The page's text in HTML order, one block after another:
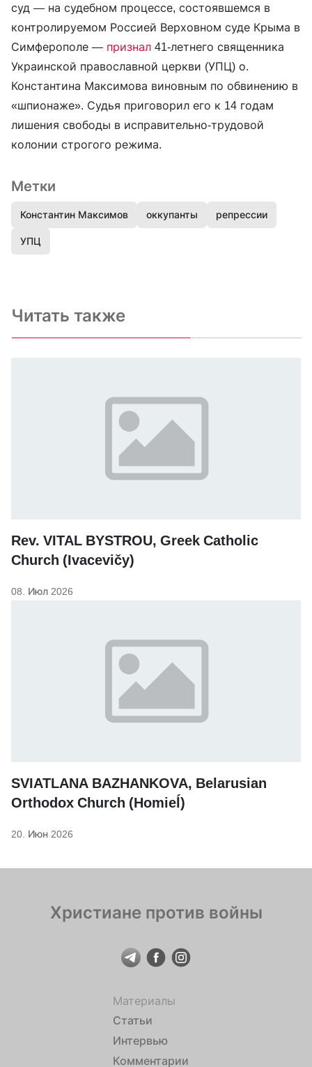
суд — на судебном процессе, состоявшемся в
контролируемом Россией Верховном суде Крыма в
Симферополе — признал 41-летнего священника
Украинской православной церкви (УПЦ) о.
Константина Максимова виновным по обвинению в
«шпионаже». Судья приговорил его к 14 годам
лишения свободы в исправительно-трудовой
колонии строгого режима.
Метки
Константин Максимов оккупанты репрессии
УПЦ
Читать также
Rev. VITAL BYSTROU, Greek Catholic
Church (Ivacevičy)
08. Июл 2026
SVIATLANA BAZHANKOVA, Belarusian
Orthodox Church (Homieĺ)
20. Июн 2026
Христиане против войны
Материалы
Статьи
Интервью
Комментарии